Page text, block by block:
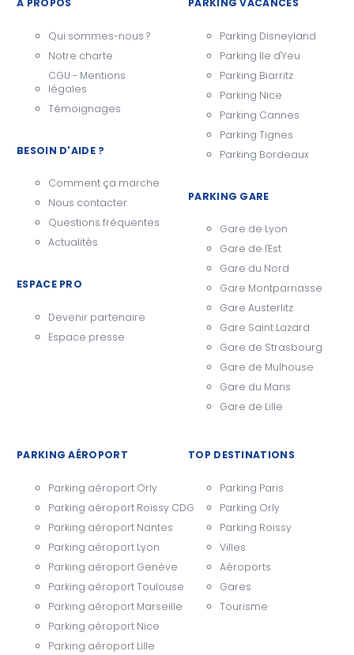
A PROPOS
Qui sommes-nous ?
Notre charte
CGU - Mentions
légales
Témoignages
BESOIN D'AIDE ?
Comment ça marche
Nous contacter
Questions fréquentes
Actualités
ESPACE PRO
Devenir partenaire
Espace presse
PARKING VACANCES
Parking Disneyland
Parking Ile d'Yeu
Parking Biarritz
Parking Nice
Parking Cannes
Parking Tignes
Parking Bordeaux
PARKING GARE
Gare de Lyon
Gare de l'Est
Gare du Nord
Gare Montparnasse
Gare Austerlitz
Gare Saint Lazard
Gare de Strasbourg
Gare de Mulhouse
Gare du Mans
Gare de Lille
PARKING AÉROPORT
Parking aéroport Orly
Parking aéroport Roissy CDG
Parking aéroport Nantes
Parking aéroport Lyon
Parking aéroport Genève
Parking aéroport Toulouse
Parking aéroport Marseille
Parking aéroport Nice
Parking aéroport Lille
TOP DESTINATIONS
Parking Paris
Parking Orly
Parking Roissy
Villes
Aéroports
Gares
Tourisme